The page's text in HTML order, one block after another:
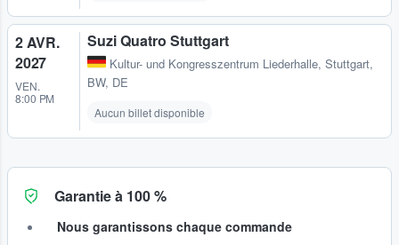
2 AVR.
2027
VEN.
8:00 PM
Suzi Quatro Stuttgart
Kultur- und Kongresszentrum Liederhalle, Stuttgart,
BW, DE
Aucun billet disponible
Garantie à 100 %
Nous garantissons chaque commande